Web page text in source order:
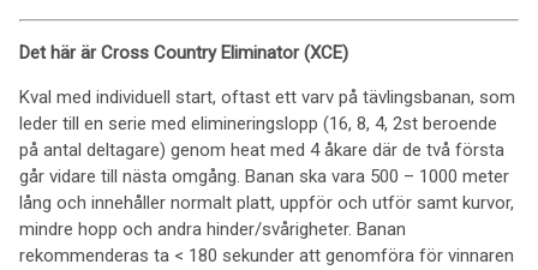
Det här är Cross Country Eliminator (XCE)
Kval med individuell start, oftast ett varv på tävlingsbanan, som
leder till en serie med elimineringslopp (16, 8, 4, 2st beroende
på antal deltagare) genom heat med 4 åkare där de två första
går vidare till nästa omgång. Banan ska vara 500 – 1000 meter
lång och innehåller normalt platt, uppför och utför samt kurvor,
mindre hopp och andra hinder/svårigheter. Banan
rekommenderas ta < 180 sekunder att genomföra för vinnaren